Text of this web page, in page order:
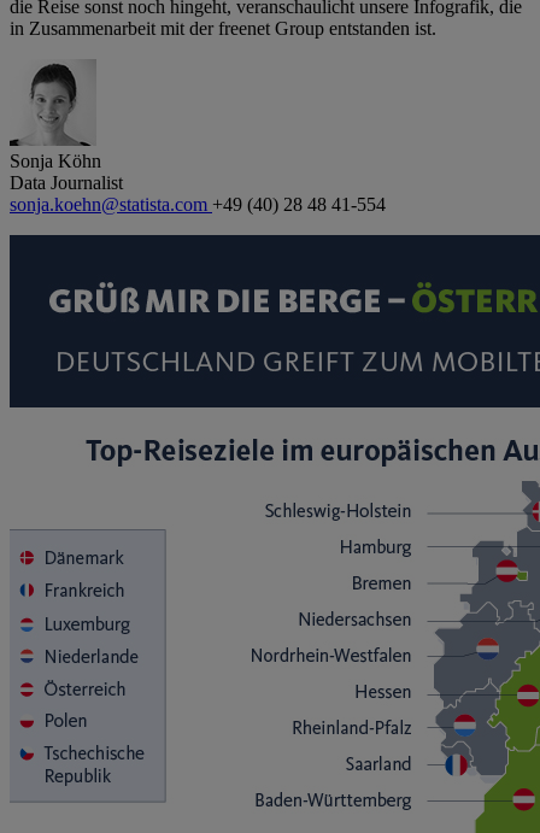
die Reise sonst noch hingeht, veranschaulicht unsere Infografik, die
in Zusammenarbeit mit der freenet Group entstanden ist.
Sonja Köhn
Data Journalist
sonja.koehn@statista.com +49 (40) 28 48 41-554